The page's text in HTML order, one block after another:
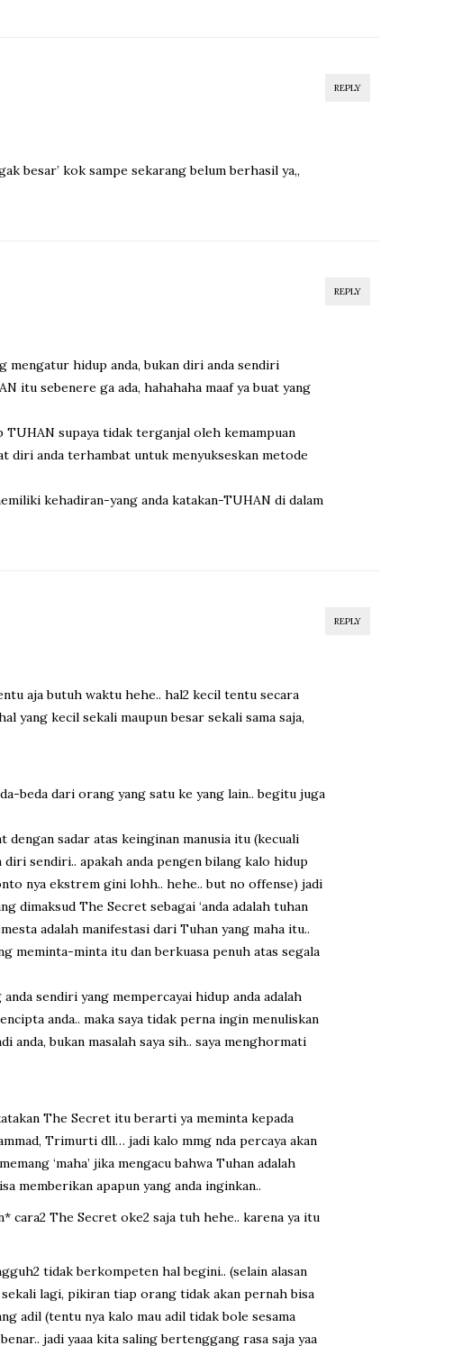
REPLY
besar’ kok sampe sekarang belum berhasil ya,,
REPLY
mengatur hidup anda, bukan diri anda sendiri
itu sebenere ga ada, hahahaha maaf ya buat yang
supaya tidak terganjal oleh kemampuan
diri anda terhambat untuk menyukseskan metode
kehadiran-yang anda katakan-TUHAN di dalam
REPLY
aja butuh waktu hehe.. hal2 kecil tentu secara
yang kecil sekali maupun besar sekali sama saja,
beda dari orang yang satu ke yang lain.. begitu juga
sadar atas keinginan manusia itu (kecuali
sendiri.. apakah anda pengen bilang kalo hidup
nya ekstrem gini lohh.. hehe.. but no offense) jadi
dimaksud The Secret sebagai ‘anda adalah tuhan
adalah manifestasi dari Tuhan yang maha itu..
meminta-minta itu dan berkuasa penuh atas segala
sendiri yang mempercayai hidup anda adalah
anda.. maka saya tidak perna ingin menuliskan
anda, bukan masalah saya sih.. saya menghormati
The Secret itu berarti ya meminta kepada
Trimurti dll… jadi kalo mmg nda percaya akan
‘maha’ jika mengacu bahwa Tuhan adalah
memberikan apapun yang anda inginkan..
cara2 The Secret oke2 saja tuh hehe.. karena ya itu
tidak berkompeten hal begini.. (selain alasan
lagi, pikiran tiap orang tidak akan pernah bisa
adil (tentu nya kalo mau adil tidak bole sesama
jadi yaaa kita saling bertenggang rasa saja yaa